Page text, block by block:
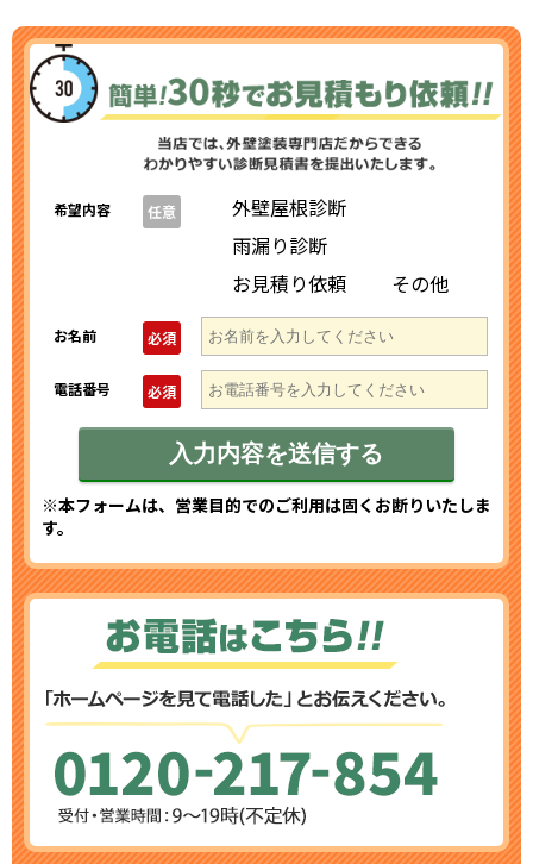
希望内容 任意
外壁屋根診断
雨漏り診断
お見積り依頼
その他
お名前 必須
電話番号 必須
※本フォームは、営業目的でのご利用は固くお断りいたしま
す。